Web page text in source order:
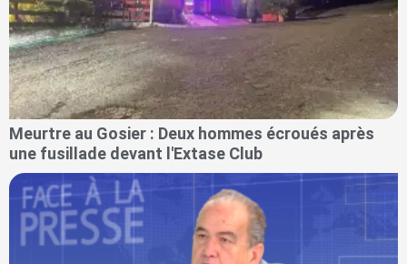
Meurtre au Gosier : Deux hommes écroués après
une fusillade devant l'Extase Club